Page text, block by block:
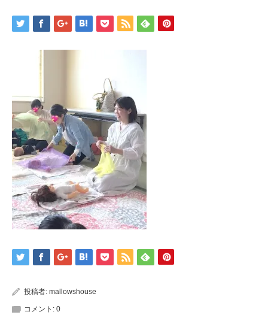
投稿者: mallowshouse
コメント: 0